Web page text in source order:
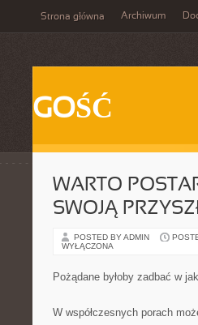
Strona główna Archiwum
GOŚĆ
WARTO
SWOJĄ
POSTED BY ADMIN
WYŁĄCZONA
Pożądane byłoby zadbać w
W współczesnych porach